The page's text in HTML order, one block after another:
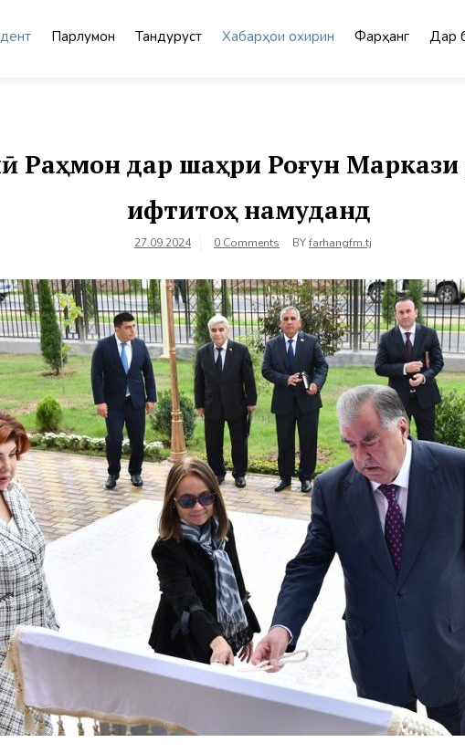
Парлумон Тандурустӣ Хабарҳои охирин Фарҳанг Дар
Раҳмон дар шаҳри Роғун
ифтитоҳ намуданд
27.09.2024 0 Comments BYfarhangfm.tj